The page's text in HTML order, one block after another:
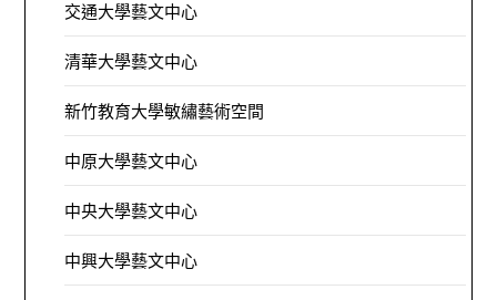
交通大學藝文中心
清華大學藝文中心
新竹教育大學敏繡藝術空間
中原大學藝文中心
中央大學藝文中心
中興大學藝文中心